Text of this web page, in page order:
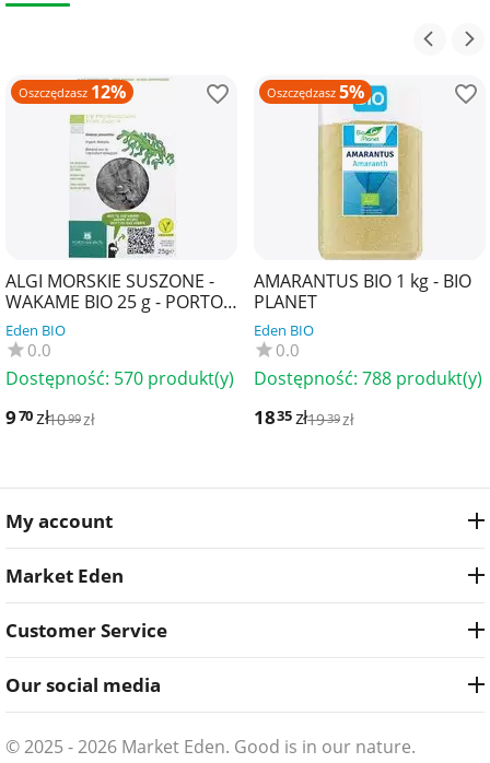
Oszczędzasz 12%
ALGI MORSKIE SUSZONE -
WAKAME BIO 25 g - PORTO
MUINOS
Eden BIO
0.0
Dostępność: 570 produkt(y)
970zł1099zł
Oszczędzasz 5%
AMARANTUS BIO 1 kg - BIO
PLANET
Eden BIO
0.0
Dostępność: 788 produkt(y)
1835zł1939zł
My account
Market Eden
Customer Service
Our social media
© 2025 - 2026 Market Eden. Good is in our nature.